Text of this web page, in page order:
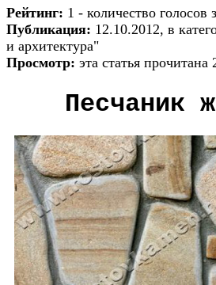
Рейтинг: 1 - количество голосов
Публикация: 12.10.2012, в
и архитектура"
Просмотр: эта статья прочитана
Песчаник